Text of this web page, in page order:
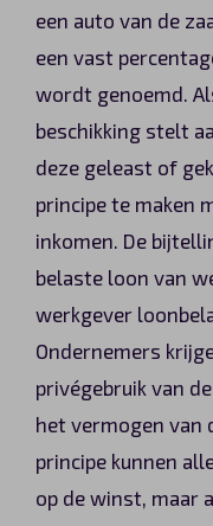
een auto van de
een vast
wordt genoemd.
beschikking stelt
deze geleast of
principe te maken
inkomen. De
belaste loon van
werkgever
Ondernemers
privégebruik van
het vermogen van
principe kunnen
op de winst, maar